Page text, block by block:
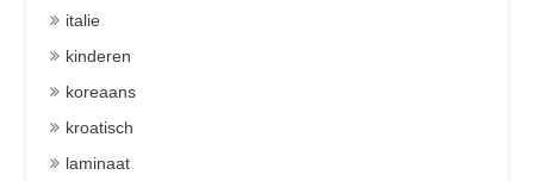
italie
kinderen
koreaans
kroatisch
laminaat